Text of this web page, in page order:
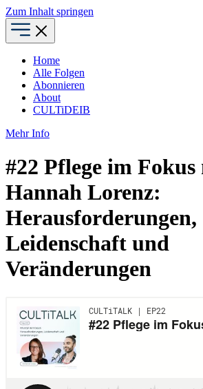
Zum Inhalt springen
Home
Alle Folgen
Abonnieren
About
CULTiDEIB
Mehr Info
#22 Pflege im
Hannah Lorenz:
Herausforderungen,
Leidenschaft und
Veränderungen